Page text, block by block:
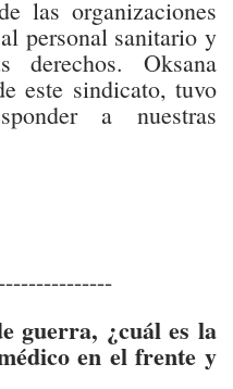
las organizaciones
personal sanitario y
Oksana
este sindicato, tuvo
a nuestras
guerra, ¿cuál es la
en el frente y